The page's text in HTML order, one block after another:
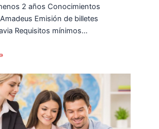
2 años Conocimientos
Emisión de billetes
Requisitos mínimos…